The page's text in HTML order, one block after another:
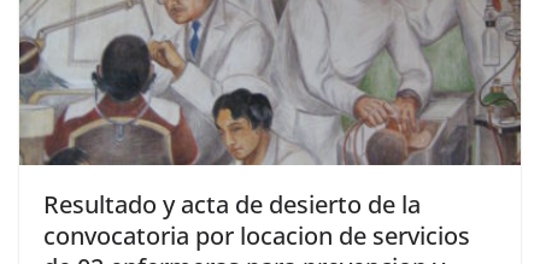
Resultado y acta de desierto de la
convocatoria por locacion de servicios